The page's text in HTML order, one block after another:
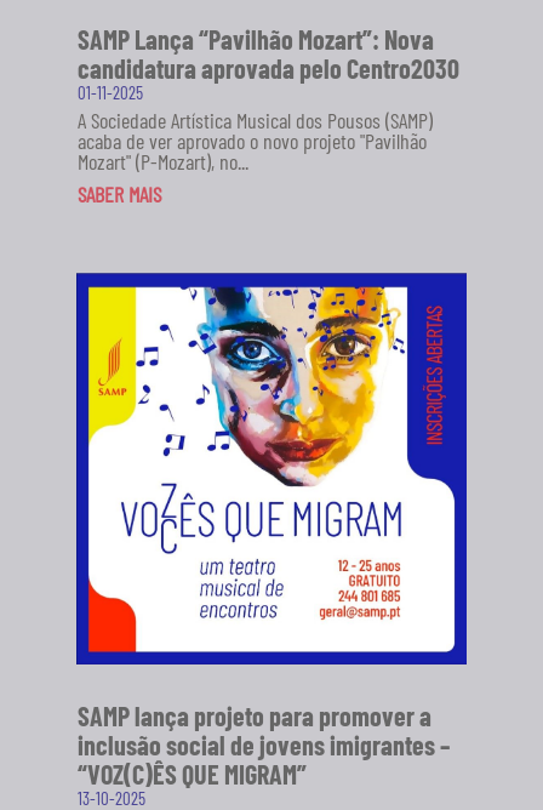
SAMP Lança “Pavilhão Mozart”: Nova
candidatura aprovada pelo Centro2030
01-11-2025
A Sociedade Artística Musical dos Pousos (SAMP)
acaba de ver aprovado o novo projeto "Pavilhão
Mozart" (P-Mozart), no...
SABER MAIS
SAMP lança projeto para promover a
inclusão social de jovens imigrantes –
“VOZ(C)ÊS QUE MIGRAM”
13-10-2025